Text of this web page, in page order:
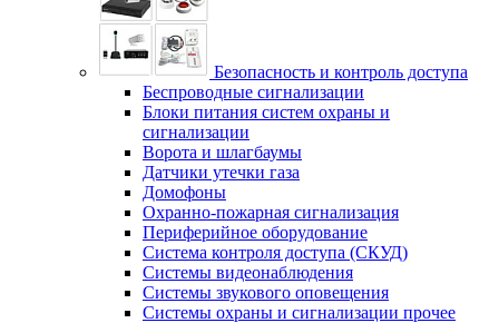
Безопасность и контроль доступа
Беспроводные сигнализации
Блоки питания систем охраны и
сигнализации
Ворота и шлагбаумы
Датчики утечки газа
Домофоны
Охранно-пожарная сигнализация
Периферийное оборудование
Система контроля доступа (СКУД)
Системы видеонаблюдения
Системы звукового оповещения
Системы охраны и сигнализации прочее